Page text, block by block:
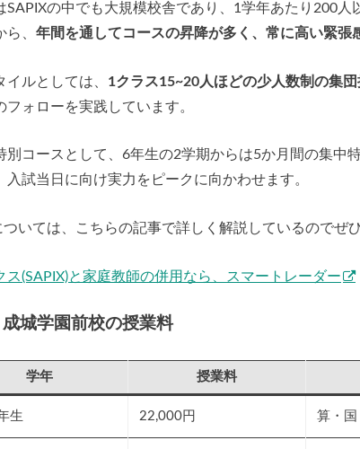
SAPIXの中でも大規模校舎であり、1学年あたり200
ら、 年間を通してコースの昇降が多く、常に高い緊張
イルとしては、 1クラス15~20人ほどの少人数制の集
フォローを実践しています。
別コースとして、6年生の2学期からは5か月間の集中
入試当日に向け実力をピークに向かわせます。
ついては、こちらの記事で詳しく解説しているのでぜ
ス(SAPIX)と家庭教師の併用なら、スマートレーダー
成城学園前校の授業料
学年 授業料
生 22,000円 算・国